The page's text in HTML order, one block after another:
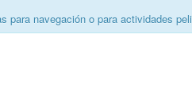
para navegación o para actividades